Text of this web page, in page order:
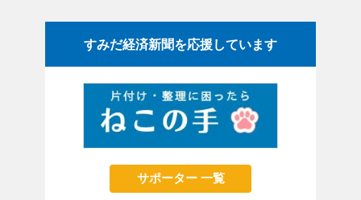
すみだ経済新聞を応援しています
サポーター 一覧